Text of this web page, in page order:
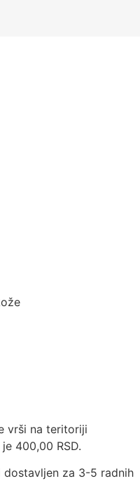
vrši na teritoriji
400,00 RSD.
dostavljen za 3-5 radnih